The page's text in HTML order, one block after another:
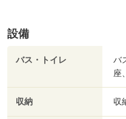
設備
バス・トイレ
バ
座
収納 収